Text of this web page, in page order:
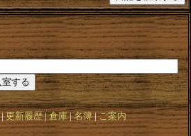
更新履歴 倉庫 名簿 ご案内